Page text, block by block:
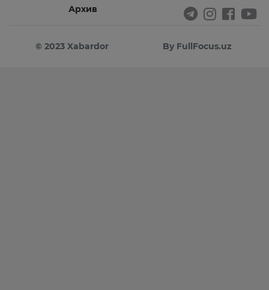
Архив
© 2023 Xabardor By FullFocus.uz